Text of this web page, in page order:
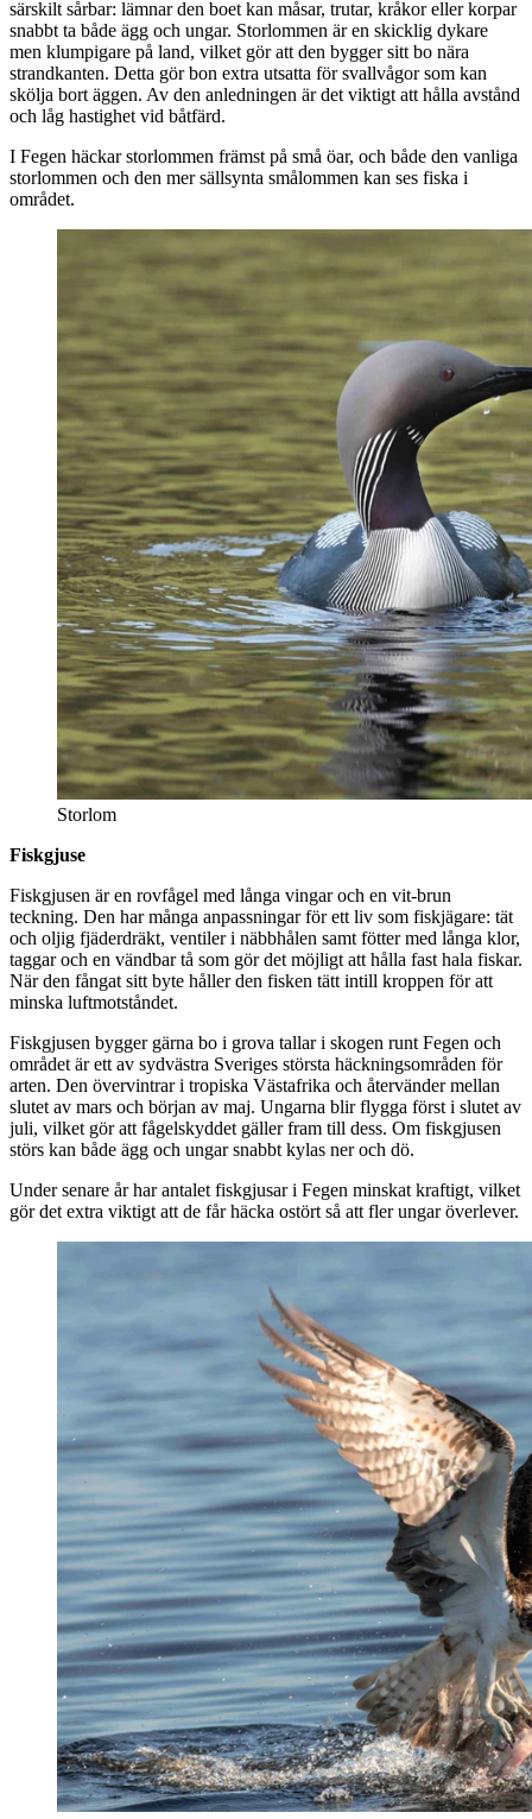
särskilt sårbar: lämnar den boet kan måsar, trutar, kråkor eller korpar
snabbt ta både ägg och ungar. Storlommen är en skicklig dykare
men klumpigare på land, vilket gör att den bygger sitt bo nära
strandkanten. Detta gör bon extra utsatta för svallvågor som kan
skölja bort äggen. Av den anledningen är det viktigt att hålla avstånd
och låg hastighet vid båtfärd.
I Fegen häckar storlommen främst på små öar, och både den vanliga
storlommen och den mer sällsynta smålommen kan ses fiska i
området.
Storlom
Fiskgjuse
Fiskgjusen är en rovfågel med långa vingar och en vit-brun
teckning. Den har många anpassningar för ett liv som fiskjägare: tät
och oljig fjäderdräkt, ventiler i näbbhålen samt fötter med långa klor,
taggar och en vändbar tå som gör det möjligt att hålla fast hala fiskar.
När den fångat sitt byte håller den fisken tätt intill kroppen för att
minska luftmotståndet.
Fiskgjusen bygger gärna bo i grova tallar i skogen runt Fegen och
området är ett av sydvästra Sveriges största häckningsområden för
arten. Den övervintrar i tropiska Västafrika och återvänder mellan
slutet av mars och början av maj. Ungarna blir flygga först i slutet av
juli, vilket gör att fågelskyddet gäller fram till dess. Om fiskgjusen
störs kan både ägg och ungar snabbt kylas ner och dö.
Under senare år har antalet fiskgjusar i Fegen minskat kraftigt, vilket
gör det extra viktigt att de får häcka ostört så att fler ungar överlever.